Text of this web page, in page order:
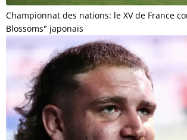
Championnat des nations: le XV de France
Blossoms" japonais